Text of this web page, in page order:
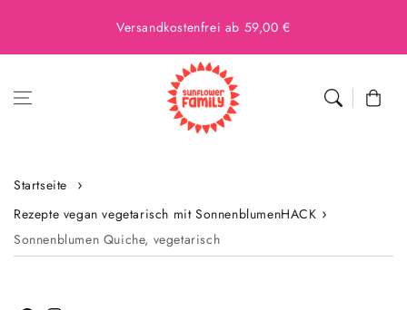
Versandkostenfrei ab 59,00 €
Startseite
Rezepte vegan vegetarisch mit SonnenblumenHACK
Sonnenblumen Quiche, vegetarisch